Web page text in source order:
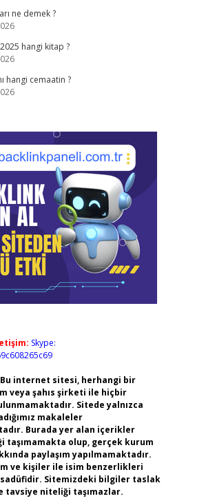
ne demek ?
hangi kitap ?
hangi cemaatin ?
Skype:
Bu internet sitesi, herhangi bir
veya şahıs şirketi ile hiçbir
Sitede yalnızca
makaleler
Burada yer alan içerikler
taşımamakta olup, gerçek kurum
paylaşım yapılmamaktadır.
ve kişiler ile isim benzerlikleri
Sitemizdeki bilgiler taslak
tavsiye niteliği taşımazlar.